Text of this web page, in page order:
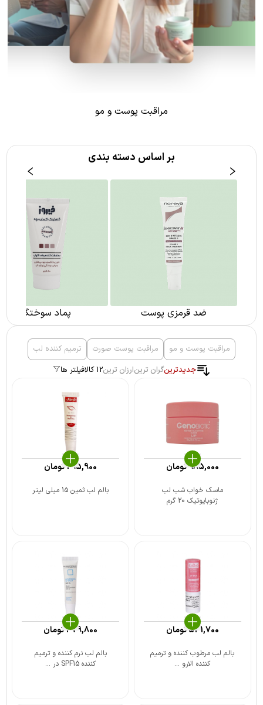
مراقبت پوست و مو
بر اساس دسته بندی
ضد قرمزی پوست پماد سوختگی
مراقبت پوست و مو مراقبت پوست صورت
ترمیم کننده لب
جدیدترینگران ترینارزان ترین12 کالا فیلتر ها
ماسک خواب شب لب
ژنوبایوتیک 20 گرم
985,000تومان
بالم لب ثمین 15 میلی لیتر
295,900تومان
بالم لب مرطوب کننده و ترمیم
کننده الارو ...
541,700تومان
بالم لب نرم کننده و ترمیم
کننده SPF15 در ...
379,800تومان